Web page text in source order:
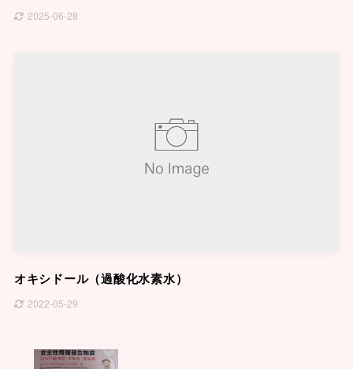
2025-06-28
オキシドール（過酸化水素水）
2022-05-29